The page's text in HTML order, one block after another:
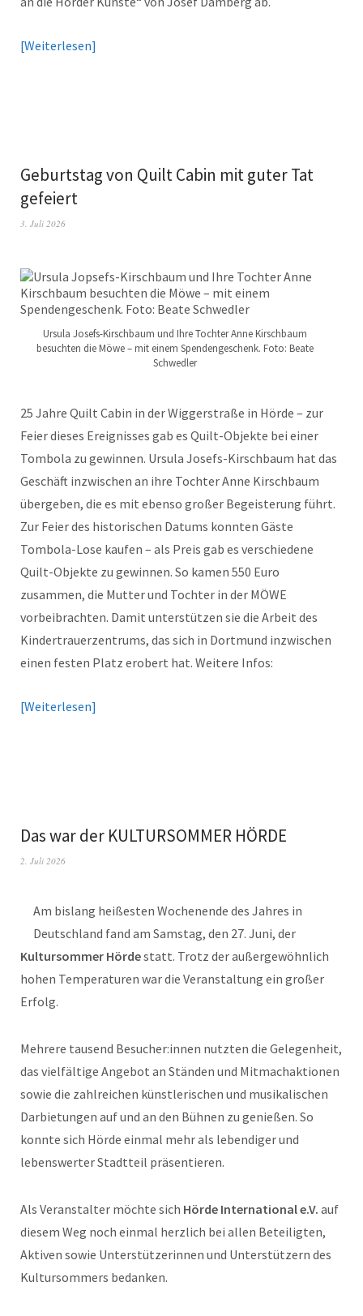
Weiterlesen
Geburtstag von Quilt Cabin mit guter Tat
gefeiert
3. Juli 2026
Ursula Josefs-Kirschbaum und Ihre Tochter Anne Kirschbaum
besuchten die Möwe – mit einem Spendengeschenk. Foto: Beate
Schwedler
25 Jahre Quilt Cabin in der Wiggerstraße in Hörde – zur
Feier dieses Ereignisses gab es Quilt-Objekte bei einer
Tombola zu gewinnen. Ursula Josefs-Kirschbaum hat das
Geschäft inzwischen an ihre Tochter Anne Kirschbaum
übergeben, die es mit ebenso großer Begeisterung führt.
Zur Feier des historischen Datums konnten Gäste
Tombola-Lose kaufen – als Preis gab es verschiedene
Quilt-Objekte zu gewinnen. So kamen 550 Euro
zusammen, die Mutter und Tochter in der MÖWE
vorbeibrachten. Damit unterstützen sie die Arbeit des
Kindertrauerzentrums, das sich in Dortmund inzwischen
einen festen Platz erobert hat. Weitere Infos:
Weiterlesen
Das war der KULTURSOMMER HÖRDE
2. Juli 2026
Am bislang heißesten Wochenende des Jahres in
Deutschland fand am Samstag, den 27. Juni, der
Kultursommer Hördestatt. Trotz der außergewöhnlich
hohen Temperaturen war die Veranstaltung ein großer
Erfolg.
Mehrere tausend Besucher:innen nutzten die Gelegenheit,
das vielfältige Angebot an Ständen und Mitmachaktionen
sowie die zahlreichen künstlerischen und musikalischen
Darbietungen auf und an den Bühnen zu genießen. So
konnte sich Hörde einmal mehr als lebendiger und
lebenswerter Stadtteil präsentieren.
Als Veranstalter möchte sich Hörde International e.V. auf
diesem Weg noch einmal herzlich bei allen Beteiligten,
Aktiven sowie Unterstützerinnen und Unterstützern des
Kultursommers bedanken.